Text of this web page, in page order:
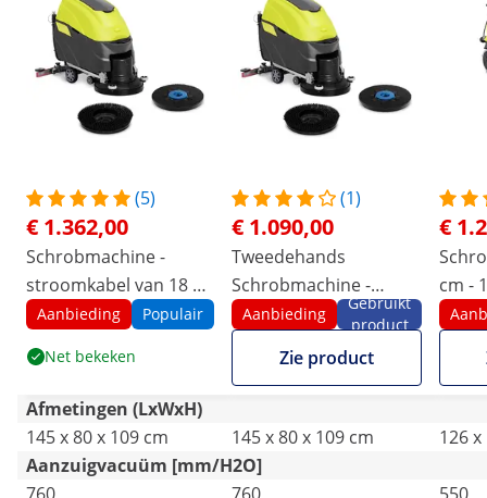
(5)
€ 1.362,00
Schrobmachine -
stroomkabel van 18 m
- 1600 Watt
Aanbieding Populair
Net bekeken
(1)
€ 1.090,00
Tweedehands
Schrobmachine -
stroomkabel van 18 m
- 1600 Watt
Aanbieding
Gebruikt
product
Zie product
€
cm -
Afmetingen (LxWxH)
145 x 80 x 109 cm
145 x 80 x 109 cm
126
Aanzuigvacuüm [mm/H2O]